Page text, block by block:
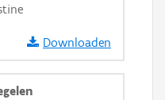
Downloaden